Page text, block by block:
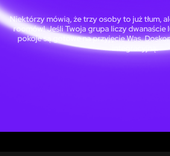
Niektórzy mówią, że trzy osoby to już tłum,
roomów! Jeśli Twoja grupa liczy dwanaście
pokoje są gotowe na przyjęcie Was.